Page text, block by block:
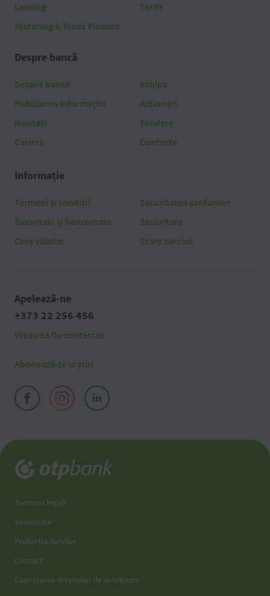
Leasing
Factoring & Trade Finance
Tarife
Despre bancă
Despre bancă
Publicarea informației
Noutăți
Carieră
Echipă
Acționari
Tendere
Contacte
Informație
Termeni și condiții
Sucursale și bancomate
Curs valutar
Securitatea cardurilor
Securitate
Stare servicii
Apelează-ne
+373 22 256 456
Vreau să fiu contactat
Abonează-te la știri
Termeni legali
Securitate
Protecția datelor
Contact
Exercitarea dreptului de avertizare